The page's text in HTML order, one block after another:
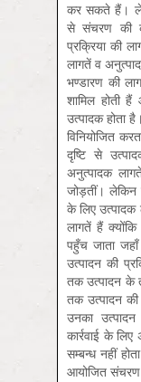
कर सकते हैं।
से संचरण की
प्रक्रिया की
लागतें व
भण्डारण की
शामिल होती
उत्पादक होता
विनियोजित
दृष्टि से
अनुत्पादक
जोड़तीं। लेकिन
के लिए उत्पादक
लागतें हैं
पहुँच जाता
उत्पादन की
तक उत्पादन के
तक उत्पादन
उनका
कार्रवाई के
सम्बन्ध नहीं
आयोजित संचरण